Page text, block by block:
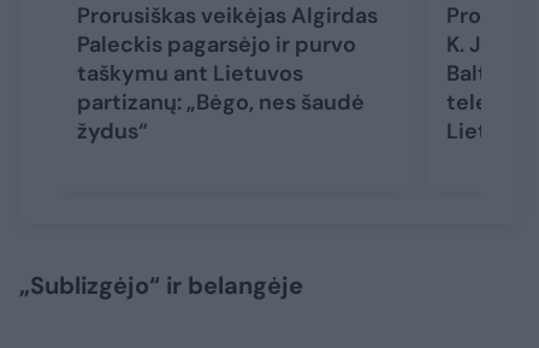
Prorusiškas veikėjas Algirdas
Paleckis pagarsėjo ir purvo
taškymu ant Lietuvos
partizanų: „Bėgo, nes šaudė
žydus“
K.
„Sublizgėjo“ ir belangėje